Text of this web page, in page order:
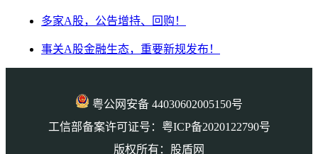
多家A股，公告增持、回购！
事关A股金融生态，重要新规发布！
粤公网安备 44030602005150号
工信部备案许可证号：粤ICP备2020122790号
版权所有：股盾网